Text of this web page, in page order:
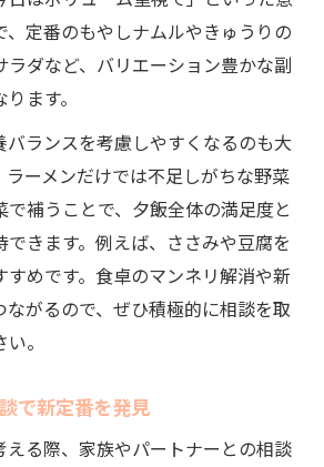
定番のもやしナムルやきゅうりの
ラダなど、バリエーション豊かな副
ます。
ランスを考慮しやすくなるのも大
ラーメンだけでは不足しがちな野菜
補うことで、夕飯全体の満足度と
きます。例えば、ささみや豆腐を
めです。食卓のマンネリ解消や新
ながるので、ぜひ積極的に相談を取
。
で新定番を発見
える際、家族やパートナーとの相談